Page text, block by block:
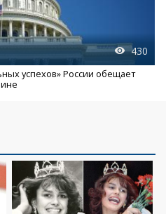
430
успехов» России обещает